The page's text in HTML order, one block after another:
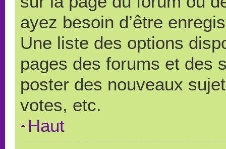
ayez besoin d’être
Une liste des options
pages des forums et des
poster des nouveaux
votes, etc.
Haut